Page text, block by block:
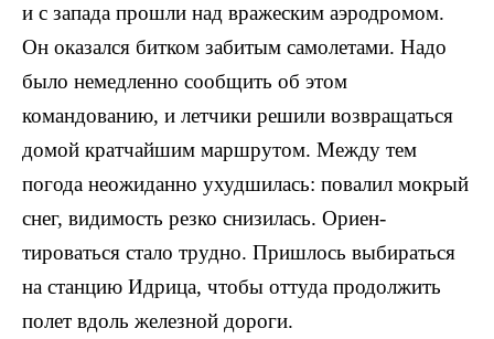
и с запада прошли над вражеским аэродромом.
Он оказался битком забитым самолетами. Надо
было немедленно сообщить об этом
командованию, и летчи­ки решили возвращаться
домой кратчайшим маршру­том. Между тем
погода неожиданно ухудшилась: по­валил мокрый
снег, видимость резко снизилась. Ориен­
тироваться стало трудно. Пришлось выбираться
на станцию Идрица, чтобы оттуда продолжить
полет вдоль железной дороги.